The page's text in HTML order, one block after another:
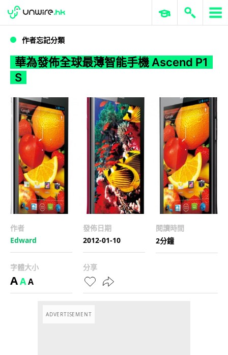
華為發佈全球最薄智能手機 Ascend P1 S
WWDC 2026 ERP 與商業 AI
作者忘記分類
華為發佈全球最薄智能手機 Ascend P1
S
作者
Edward
發佈日期
2012-01-10
閱讀時間
2分鐘
字體大小
AAA
分享
ADVERTISEMENT